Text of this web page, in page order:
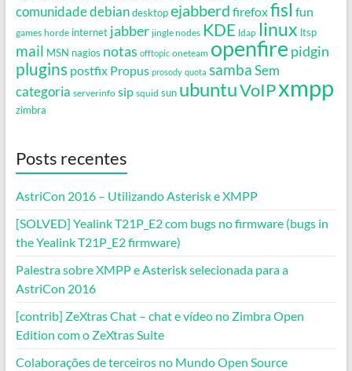
comunidadedebian desktop ejabberd firefoxfisl fun
games horde internet jabber jingle nodes KDE ldap linux ltsp
mail MSN nagios notas offtopic oneteam openfire pidgin
plugins postfix Propus prosody quota samba Sem
categoria serverinfo sip squid sun ubuntuVoIPxmpp
zimbra
Posts recentes
AstriCon 2016 – Utilizando Asterisk e XMPP
[SOLVED] Yealink T21P_E2 com bugs no firmware (bugs in
the Yealink T21P_E2 firmware)
Palestra sobre XMPP e Asterisk selecionada para a
AstriCon 2016
[contrib] ZeXtras Chat – chat e vídeo no Zimbra Open
Edition com o ZeXtras Suite
Colaborações de terceiros no Mundo Open Source